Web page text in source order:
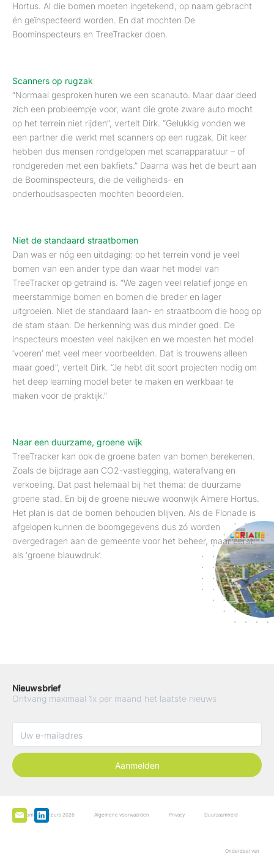
Hortus. Al die bomen moeten ingetekend, op naam gebracht
én geïnspecteerd worden. En dat mochten De
Boominspecteurs en TreeTracker doen.
Scanners op rugzak
“Normaal gesproken huren we een scanauto. Maar daar deed
zich een probleempje voor, want die grote zware auto mocht
op het terrein niet rijden”, vertelt Dirk. “Gelukkig vonden we
een partner die werkt met scanners op een rugzak. Dit keer
hebben dus mensen rondgelopen met scanapparatuur – of
rondgereden met een bakfiets.” Daarna was het de beurt aan
de Boominspecteurs, die de veiligheids- en
onderhoudsaspecten mochten beoordelen.
Niet de standaard straatbomen
Dan was er nóg een uitdaging: op het terrein vond je veel
bomen van een ander type dan waar het model van
TreeTracker op getraind is. “We zagen veel relatief jonge en
meerstammige bomen en bomen die breder en lager
uitgroeien. Niet de standaard laan- en straatboom die hoog op
de stam staan. De herkenning was dus minder goed. De
inspecteurs moesten veel nakijken en we moesten het model
‘voeren’ met veel meer voorbeelden. Dat is trouwens alleen
maar goed”, vertelt Dirk. “Je hebt dit soort projecten nodig om
het deep learning model beter te maken en werkbaar te
maken voor de praktijk.”
Naar een duurzame, groene wijk
TreeTracker kan ook de groene baten van bomen berekenen.
Zoals de bijdrage aan CO2-vastlegging, waterafvang en
verkoeling. Dat past helemaal bij het thema: de duurzame
groene stad. En bij de groene nieuwe woonwijk Almere Hortus.
Het plan is dat de bomen behouden blijven. Als de Floriade is
afgelopen kunnen de boomgegevens dus zó worden
overgedragen aan de gemeente voor het beheer, maar eerst
als ‘groene blauwdruk’.
Nieuwsbrief
Ontvang maximaal 1x per maand het laatste nieuws
Aanmelden
De Boominspecteurs 2026 Algemene voorwaarden Privacy Duurzaamheid
Onderdeel van